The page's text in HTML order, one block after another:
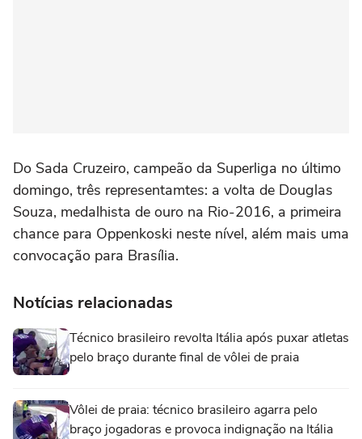
Do Sada Cruzeiro, campeão da Superliga no último
domingo, três representamtes: a volta de Douglas
Souza, medalhista de ouro na Rio-2016, a primeira
chance para Oppenkoski neste nível, além mais uma
convocação para Brasília.
Notícias relacionadas
Técnico brasileiro revolta Itália após puxar atletas
pelo braço durante final de vôlei de praia
Vôlei de praia: técnico brasileiro agarra pelo
braço jogadoras e provoca indignação na Itália